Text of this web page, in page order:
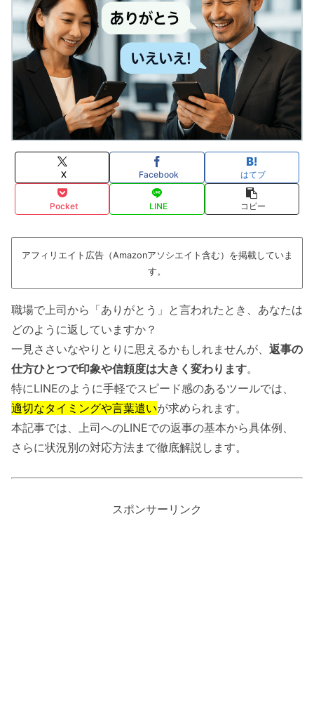
X Facebook はてブ
Pocket LINE コピー
アフィリエイト広告（Amazonアソシエイト含む）を掲載していま
す。
職場で上司から「ありがとう」と言われたとき、あなたは
どのように返していますか？
一見ささいなやりとりに思えるかもしれませんが、 返事の
仕方ひとつで印象や信頼度は大きく変わります。
特にLINEのように手軽でスピード感のあるツールでは、
適切なタイミングや言葉遣いが求められます。
本記事では、上司へのLINEでの返事の基本から具体例、
さらに状況別の対応方法まで徹底解説します。
スポンサーリンク